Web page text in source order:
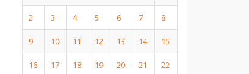
2 3 4 5 6 7 8
9 10 11 12 13 14 15
16 17 18 19 20 21 22